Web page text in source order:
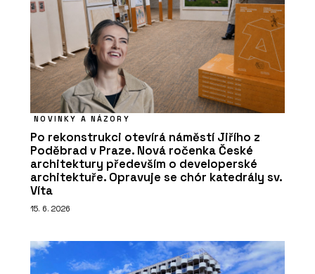
NOVINKY A NÁZORY
Po rekonstrukci otevírá náměstí Jiřího z
Poděbrad v Praze. Nová ročenka České
architektury především o developerské
architektuře. Opravuje se chór katedrály sv.
Víta
15. 6. 2026